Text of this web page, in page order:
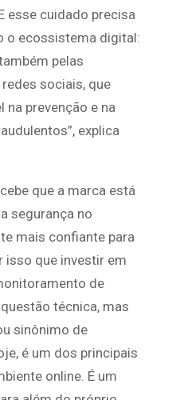
esse cuidado precisa
o ecossistema digital:
pelas
sociais, que
prevenção e na
explica
que a marca está
segurança no
mais confiante para
isso que investir em
de
técnica, mas
sinônimo de
é um dos principais
online. É um